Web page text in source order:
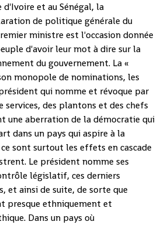
et au Sénégal, la
de politique générale du
ministre est l'occasion donnée
d'avoir leur mot à dire sur la
du gouvernement. La «
monopole de nominations, les
qui nomme et révoque par
services, des plantons et des chefs
une aberration de la démocratie qui
dans un pays qui aspire à la
sont surtout les effets en cascade
Le président nomme ses
législatif, ces derniers
et ainsi de suite, de sorte que
presque ethniquement et
Dans un pays où